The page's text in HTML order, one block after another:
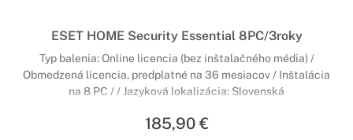
ESET HOME Security Essential 8PC/3roky
Typ balenia: Online licencia (bez inštalačného média) /
Obmedzená licencia, predplatné na 36 mesiacov / Inštalácia
na 8 PC / / Jazyková lokalizácia: Slovenská
185,90 €